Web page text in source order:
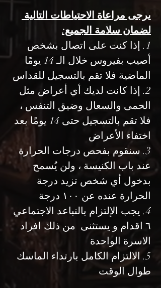
يرجى مراعاة الاحتياطات التالية
لضمان سلامة الجميع:
1. إذا كنت على اتصال بشخص
أصيب بفيروس خلال الـ 14 يومًا
الماضية فلا تقم بالتسجيل للقداس
2. إذا كانت لديك أي أعراض مثل
الحمى والسعال وضيق التنفس ،
فلا تقم بالتسجيل حتى 14 يومًا بعد
اختفاء الأعراض
3. سنقوم بفحص درجات الحرارة
عند باب الكنيسة ، ولن يُسمح
بدخول أي شخص تزيد درجة
الحرارة عنده عن ١٠٠ درجة
4. يجب الإلتزام بالتباعد الاجتماعي
٦ اقدام و يستثنى  من ذلك افراد
الاسرة الواحدة
5. الالتزام الكامل بارتداء الماسك
طوال الوقت